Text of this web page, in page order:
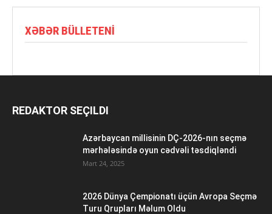
XƏBƏR BÜLLETENI
REDAKTOR SEÇILDI
Azərbaycan millisinin DÇ-2026-nın seçmə
mərhələsində oyun cədvəli təsdiqləndi
Mart 24, 2025
2026 Dünya Çempionatı üçün Avropa Seçmə
Turu Qrupları Məlum Oldu